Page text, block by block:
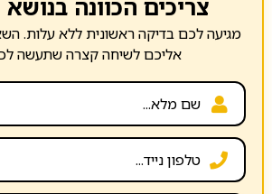
צריכים הכוונה בנושא
מגיעה לכם בדיקה ראשונית ללא עלות.
אליכם לשיחה קצרה שתעשה